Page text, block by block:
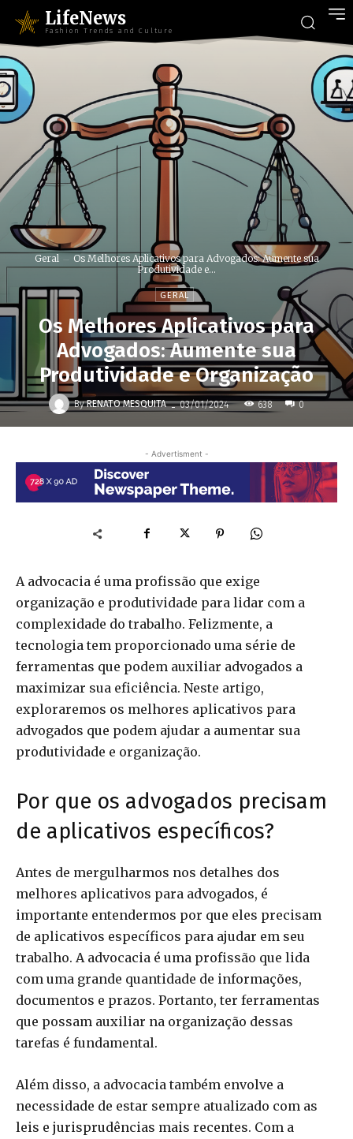
LifeNews
Fashion Trends and Culture
Geral
Os Melhores Aplicativos para Advogados: Aumente sua
Produtividade e...
GERAL
Os Melhores Aplicativos para
Advogados: Aumente sua
Produtividade e Organização
By RENATO MESQUITA - 03/01/2024 638 0
- Advertisment -
A advocacia é uma profissão que exige
organização e produtividade para lidar com a
complexidade do trabalho. Felizmente, a
tecnologia tem proporcionado uma série de
ferramentas que podem auxiliar advogados a
maximizar sua eficiência. Neste artigo,
exploraremos os melhores aplicativos para
advogados que podem ajudar a aumentar sua
produtividade e organização.
Por que os advogados precisam
de aplicativos específicos?
Antes de mergulharmos nos detalhes dos
melhores aplicativos para advogados, é
importante entendermos por que eles precisam
de aplicativos específicos para ajudar em seu
trabalho. A advocacia é uma profissão que lida
com uma grande quantidade de informações,
documentos e prazos. Portanto, ter ferramentas
que possam auxiliar na organização dessas
tarefas é fundamental.
Além disso, a advocacia também envolve a
necessidade de estar sempre atualizado com as
leis e jurisprudências mais recentes. Com a